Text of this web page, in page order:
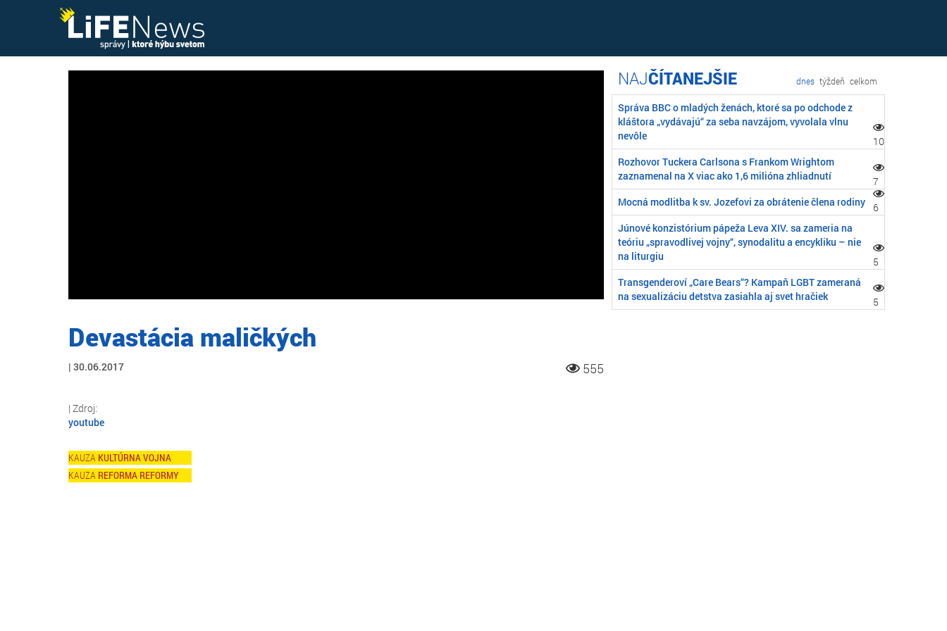
Devastácia maličkých
30.06.2017 555
youtube
KULTÚRNA VOJNA
REFORMA REFORMY
ČÍTANEJŠIE dnes týždeň celkom
Správa BBC o mladých ženách, ktoré sa po odchode z
kláštora „vydávajú“ za seba navzájom, vyvolala vlnu
nevôle
10
Rozhovor Tuckera Carlsona s Frankom Wrightom
zaznamenal na X viac ako 1,6 milióna zhliadnutí
7
Mocná modlitba k sv. Jozefovi za obrátenie člena rodiny
6
Júnové konzistórium pápeža Leva XIV. sa zameria na
teóriu „spravodlivej vojny“, synodalitu a encykliku – nie
na liturgiu
5
Transgenderoví „Care Bears“? Kampaň LGBT zameraná
na sexualizáciu detstva zasiahla aj svet hračiek
5